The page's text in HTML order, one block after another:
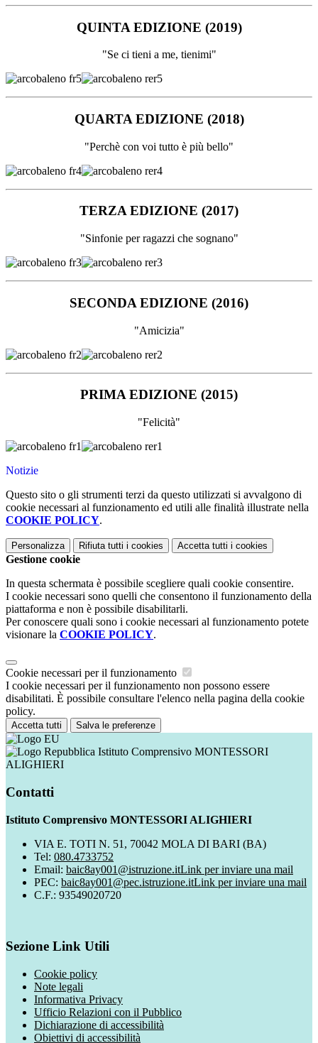
QUINTA EDIZIONE (2019)
"Se ci tieni a me, tienimi"
QUARTA EDIZIONE (2018)
"Perchè con voi tutto è più bello"
TERZA EDIZIONE (2017)
"Sinfonie per ragazzi che sognano"
SECONDA EDIZIONE (2016)
"Amicizia"
PRIMA EDIZIONE (2015)
"Felicità"
Notizie
Questo sito o gli strumenti terzi da questo utilizzati si avvalgono di
cookie necessari al funzionamento ed utili alle finalità illustrate nella
COOKIE POLICY.
Personalizza Rifiuta tutti i cookies Accetta tutti i cookies
Gestione cookie
In questa schermata è possibile scegliere quali cookie consentire.
I cookie necessari sono quelli che consentono il funzionamento della
piattaforma e non è possibile disabilitarli.
Per conoscere quali sono i cookie necessari al funzionamento potete
visionare la COOKIE POLICY.
Cookie necessari per il funzionamento
I cookie necessari per il funzionamento non possono essere
disabilitati. È possibile consultare l'elenco nella pagina della cookie
policy.
Accetta tutti Salva le preferenze
Istituto Comprensivo MONTESSORI
ALIGHIERI
Contatti
Istituto Comprensivo MONTESSORI ALIGHIERI
VIA E. TOTI N. 51, 70042 MOLA DI BARI (BA)
Tel: 080.4733752
Email: baic8ay001@istruzione.itLink per inviare una mail
PEC: baic8ay001@pec.istruzione.itLink per inviare una mail
C.F.: 93549020720
Sezione Link Utili
Cookie policy
Note legali
Informativa Privacy
Ufficio Relazioni con il Pubblico
Dichiarazione di accessibilità
Obiettivi di accessibilità